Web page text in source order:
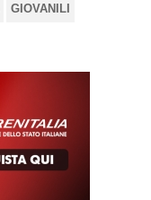
GIOVANILI